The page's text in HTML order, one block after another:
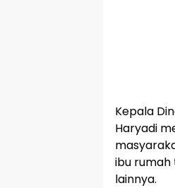
Kepala
Haryadi
ibu rumah
lainnya.